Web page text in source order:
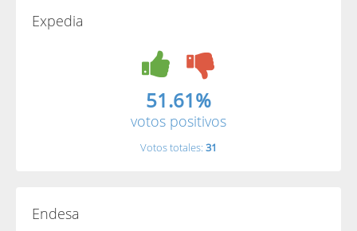
Expedia
51.61%
votos positivos
Votos totales: 31
Endesa